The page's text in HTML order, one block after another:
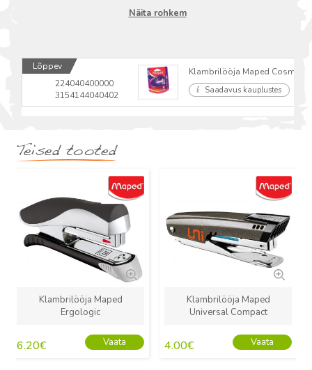
Näita rohkem
Lõppev
224040400000
3154144040402
Klambrilööja Maped Cosmic
Saadavus kauplustes
Teised tooted
Klambrilööja Maped
Ergologic
6.20€ Vaata
Klambrilööja Maped
Universal Compact
4.00€ Vaata